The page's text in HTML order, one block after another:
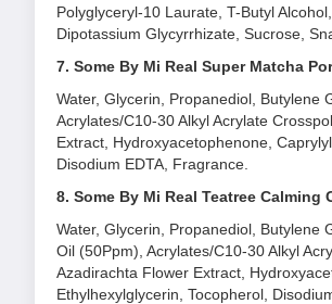
Polyglyceryl-10 Laurate, T-Butyl
Dipotassium Glycyrrhizate, Sucrose,
7. Some By Mi Real Super Matcha
Water, Glycerin, Propanediol, Butylene
Acrylates/C10-30 Alkyl Acrylate
Extract, Hydroxyacetophenone,
Disodium EDTA, Fragrance.
8. Some By Mi Real Teatree Calming
Water, Glycerin, Propanediol, Butylene
Oil (50Ppm), Acrylates/C10-30 Alkyl
Azadirachta Flower Extract,
Ethylhexylglycerin, Tocopherol,